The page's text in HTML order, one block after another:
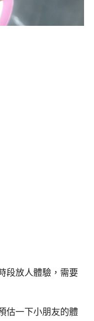
段放人體驗，需要
估一下小朋友的體